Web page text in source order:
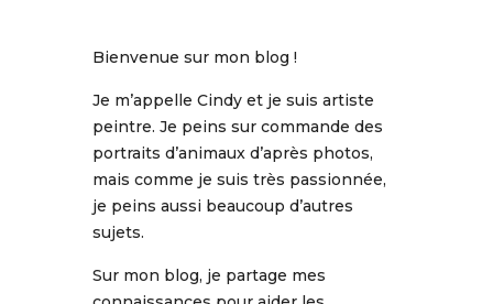
Bienvenue sur mon blog !
Je m’appelle Cindy et je suis artiste
peintre. Je peins sur commande des
portraits d’animaux d’après photos,
mais comme je suis très passionnée,
je peins aussi beaucoup d’autres
sujets.
Sur mon blog, je partage mes